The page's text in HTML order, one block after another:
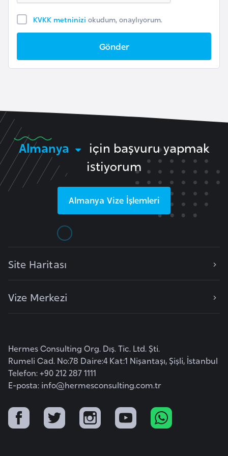
KVKK metninizi okudum, onaylıyorum.
Gönder
Almanya
için başvuru yapmak
istiyorum
Almanya Vize İşlemleri
Site Haritası
Vize Merkezi
Hermes Consulting Org. Dış. Tic. Ltd. Şti.
Rumeli Cad. No:78 Daire:4 Kat:1 Nişantaşı, Şişli, İstanbul
Telefon: +90 212 287 1111
E-posta: info@hermesconsulting.com.tr
a
s
Ç
e
k
C
y
e
z
a
y
r